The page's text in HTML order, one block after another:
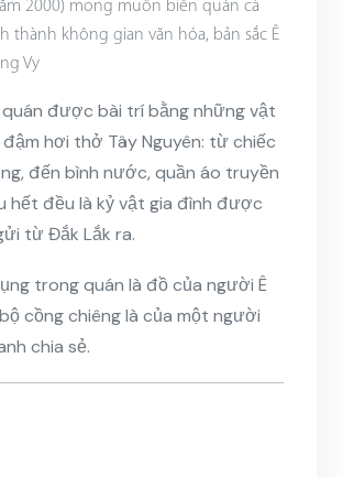
2000) mong muốn biến quán cà
thành không gian văn hóa, bản sắc Ê
Vy
quán được bài trí bằng những vật
hơi thở Tây Nguyên: từ chiếc
đến bình nước, quần áo truyền
hết đều là kỷ vật gia đình được
từ Đắk Lắk ra.
trong quán là đồ của người Ê
cồng chiêng là của một người
chia sẻ.